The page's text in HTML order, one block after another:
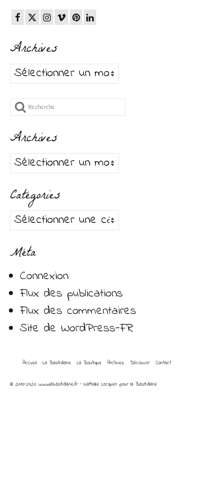
Archives
Archives
Rechercher
Archives
Archives
Catégories
Catégories
Méta
Connexion
Flux des publications
Flux des commentaires
Site de WordPress-FR
Accueil La Bastidane La Boutique Archives Découvrir Contact
© 2010-2020 www.labastidane.fr - Nathalie Locquen pour la Bastidane